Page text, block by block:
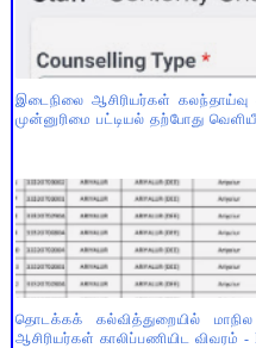
இடைநிலை ஆசிரியர்கள்
முன்னுரிமை பட்டியல் தற்போது
தொடக்கக் கல்வித்துறையில்
ஆசிரியர்கள் காலிப்பணியிட விவரம் -